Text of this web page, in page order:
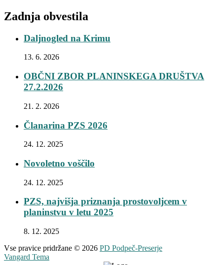
Zadnja obvestila
Daljnogled na Krimu
13. 6. 2026
OBČNI ZBOR PLANINSKEGA DRUŠTVA
27.2.2026
21. 2. 2026
Članarina PZS 2026
24. 12. 2025
Novoletno voščilo
24. 12. 2025
PZS, najvišja priznanja prostovoljcem v
planinstvu v letu 2025
8. 12. 2025
Vse pravice pridržane © 2026 PD Podpeč-Preserje
Vangard Tema